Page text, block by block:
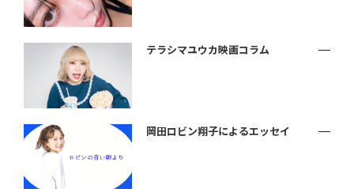
テラシマユウカ映画コラム
岡田ロビン翔子によるエッセイ